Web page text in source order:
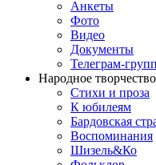
Анкеты
Фото
Видео
Документы
Телеграм-
Народное творчество
Стихи и проза
К юбилеям
Бардовская
Воспоминания
Шизель&Ко